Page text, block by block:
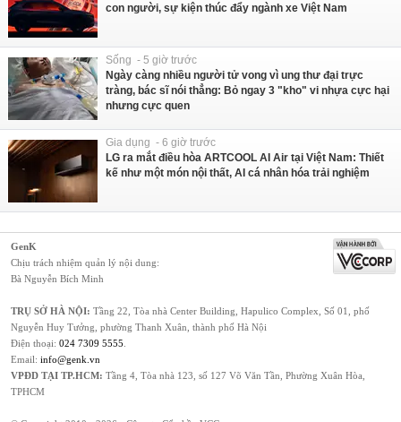
con người, sự kiện thúc đẩy ngành xe Việt Nam
Sống - 5 giờ trước
Ngày càng nhiều người tử vong vì ung thư đại trực
tràng, bác sĩ nói thẳng: Bỏ ngay 3 "kho" vi nhựa cực hại
nhưng cực quen
Gia dụng - 6 giờ trước
LG ra mắt điều hòa ARTCOOL AI Air tại Việt Nam: Thiết
kế như một món nội thất, AI cá nhân hóa trải nghiệm
GenK
Chịu trách nhiệm quản lý nội dung:
Bà Nguyễn Bích Minh
TRỤ SỞ HÀ NỘI: Tầng 22, Tòa nhà Center Building, Hapulico Complex, Số 01, phố
Nguyễn Huy Tưởng, phường Thanh Xuân, thành phố Hà Nội
Điện thoại: 024 7309 5555
Email: info@genk.vn
VPĐD TẠI TP.HCM: Tầng 4, Tòa nhà 123, số 127 Võ Văn Tần, Phường Xuân Hòa,
TPHCM